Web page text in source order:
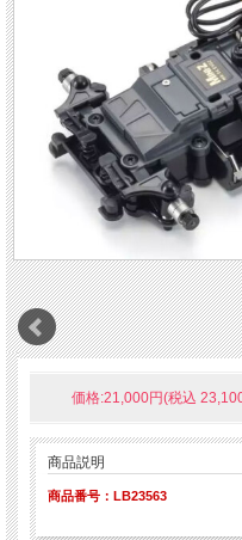
価格:21,000円(税込
商品説明
商品番号：LB23563